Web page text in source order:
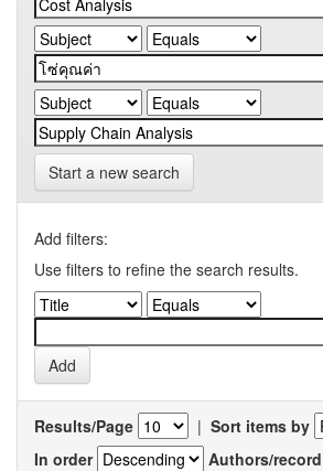
Start a new search
Add filters:
Use filters to refine the search results.
Results/Page | Sort items by
In order
Authors/record